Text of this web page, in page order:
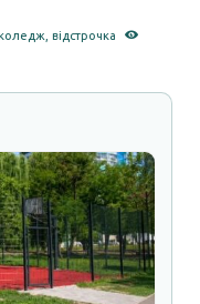
,відстрочка